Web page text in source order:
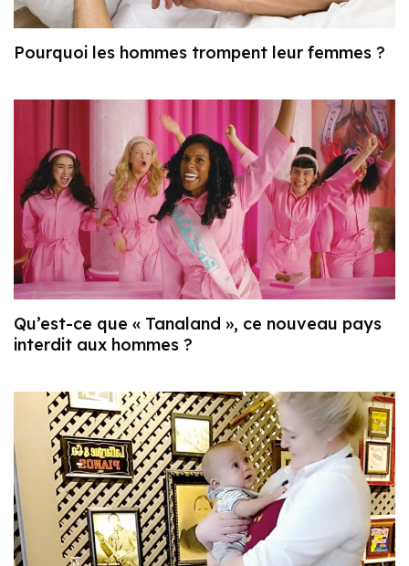
Pourquoi les hommes trompent leur femmes ?
Qu’est-ce que « Tanaland », ce nouveau pays
interdit aux hommes ?